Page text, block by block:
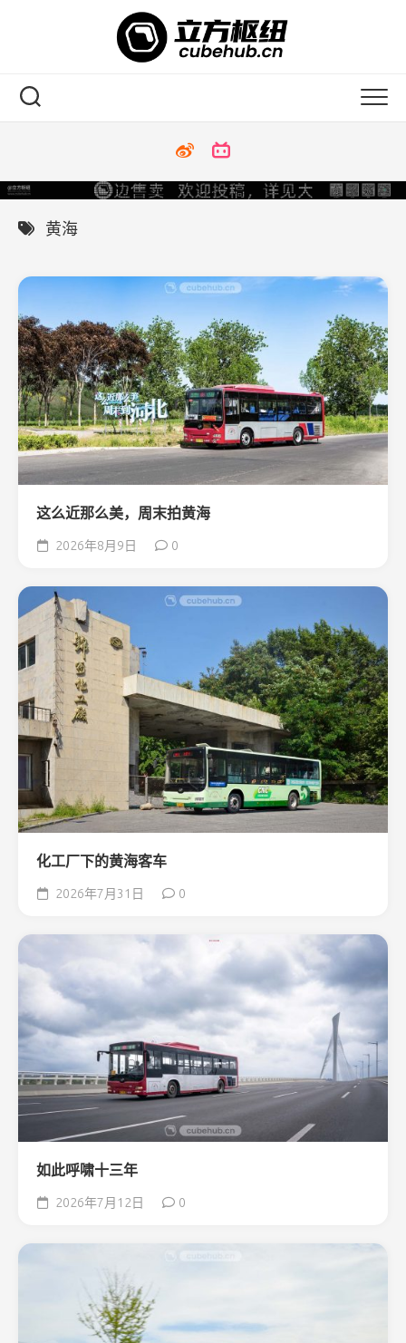
黄海
这么近那么美，周末拍黄海
2026年8月9日 0
化工厂下的黄海客车
2026年7月31日 0
如此呼啸十三年
2026年7月12日 0